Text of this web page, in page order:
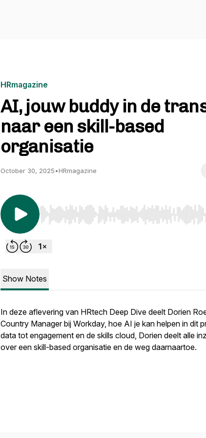
HRmagazine
AI, jouw buddy in de
naar een skill-based
organisatie
October 30, 2025•HRmagazine
Use Left/Right to seek, Home/End to jump to
Show Notes
In deze aflevering van HRtech Deep Dive deelt Dorien
Country Manager bij Workday, hoe AI je kan helpen in dit
data tot engagement en de skills cloud, Dorien deelt alle
over een skill-based organisatie en de weg daarnaartoe.